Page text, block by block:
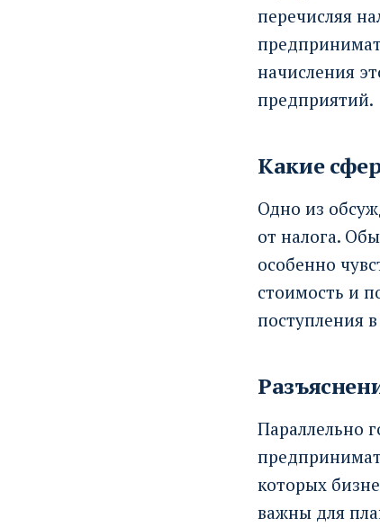
перечисляя
начисления
предприятий.
Какие
Одно из
от налога.
особенно
стоимость и
поступления
Параллельно
которых
важны для